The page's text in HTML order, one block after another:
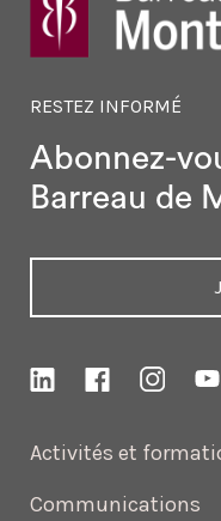
Activités et
Communications
RESTEZ INFORMÉ
Abonnez-
Barreau de